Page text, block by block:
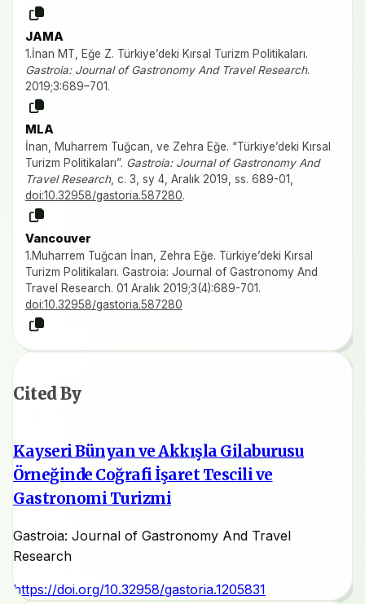
JAMA
1.İnan MT, Eğe Z. Türkiye’deki Kırsal Turizm Politikaları.
Gastroia: Journal of Gastronomy And Travel Research.
2019;3:689–701.
MLA
İnan, Muharrem Tuğcan, ve Zehra Eğe. “Türkiye’deki Kırsal
Turizm Politikaları”. Gastroia: Journal of Gastronomy And
Travel Research, c. 3, sy 4, Aralık 2019, ss. 689-01,
doi:10.32958/gastoria.587280.
Vancouver
1.Muharrem Tuğcan İnan, Zehra Eğe. Türkiye’deki Kırsal
Turizm Politikaları. Gastroia: Journal of Gastronomy And
Travel Research. 01 Aralık 2019;3(4):689-701.
doi:10.32958/gastoria.587280
Cited By
Kayseri Bünyan ve Akkışla Gilaburusu
Örneğinde Coğrafi İşaret Tescili ve
Gastronomi Turizmi
Gastroia: Journal of Gastronomy And Travel
Research
https://doi.org/10.32958/gastoria.1205831